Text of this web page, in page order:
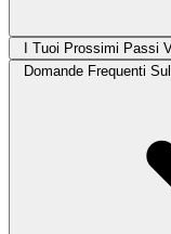
I Tuoi Prossimi Passi
Domande Frequenti